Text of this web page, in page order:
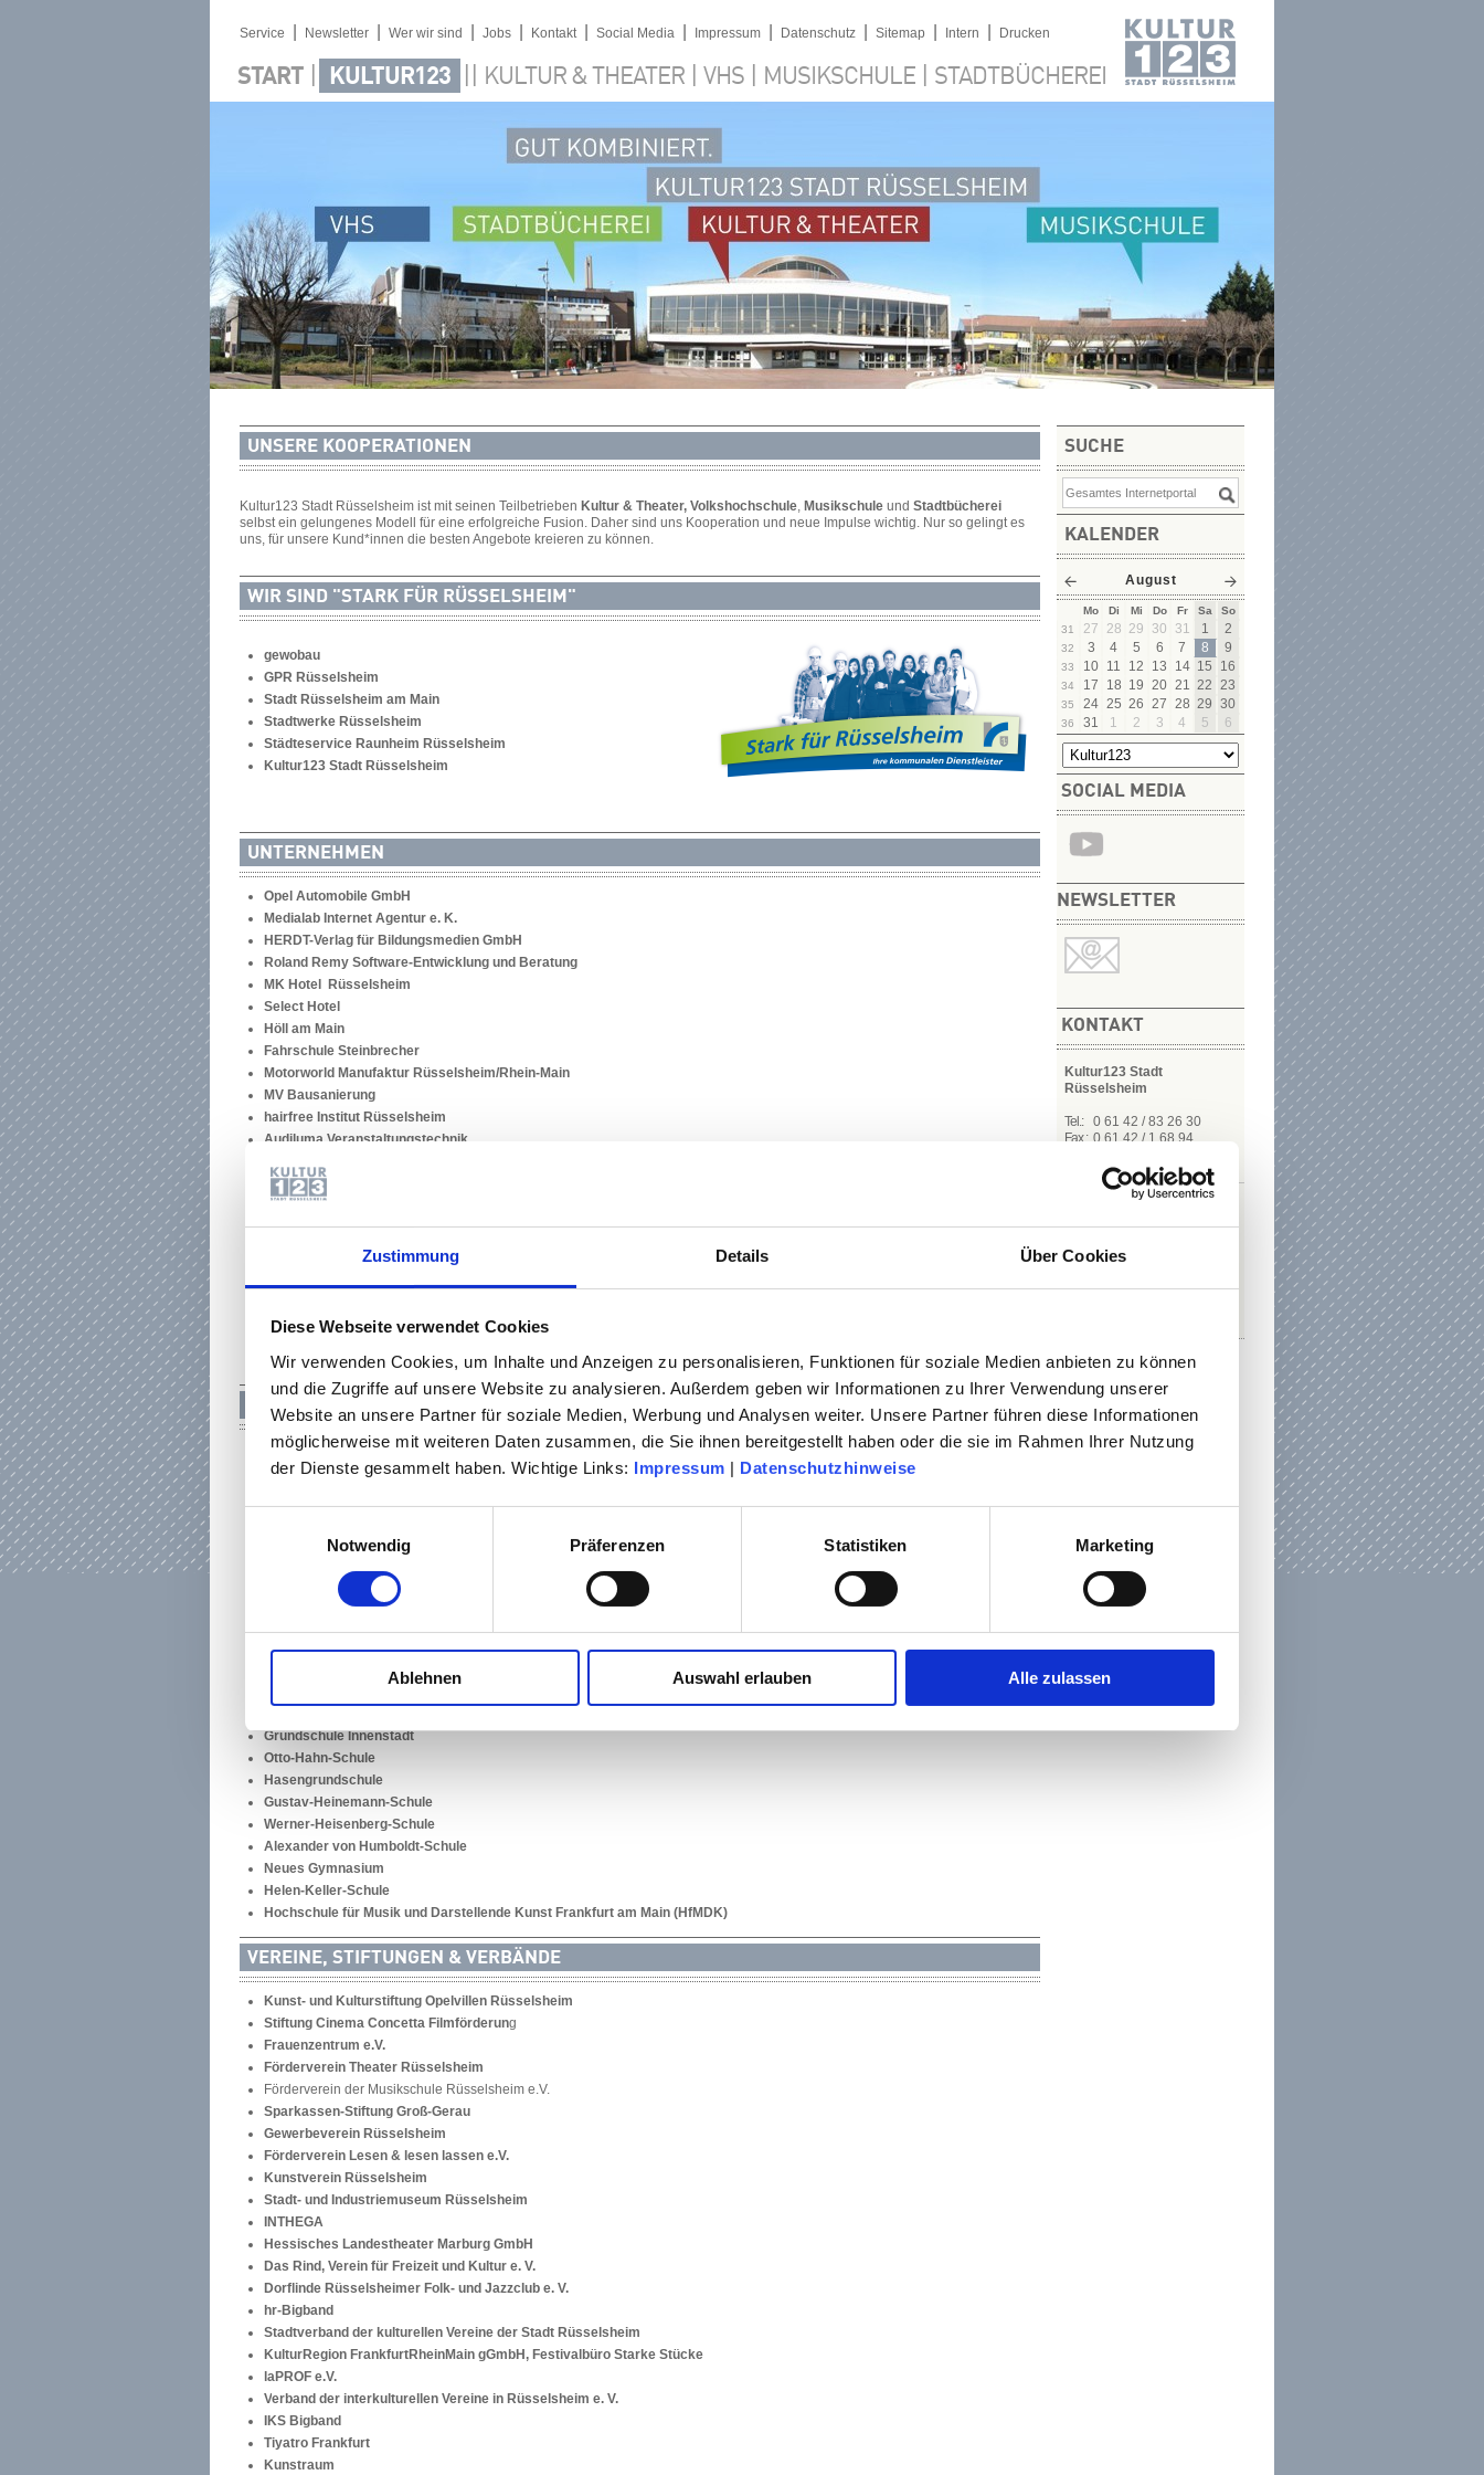
Zustimmung Details Über Cookies
Diese Webseite verwendet Cookies
Wir verwenden Cookies, um Inhalte und Anzeigen zu personalisieren, Funktionen für soziale Medien anbieten zu können
und die Zugriffe auf unsere Website zu analysieren. Außerdem geben wir Informationen zu Ihrer Verwendung unserer
Website an unsere Partner für soziale Medien, Werbung und Analysen weiter. Unsere Partner führen diese Informationen
möglicherweise mit weiteren Daten zusammen, die Sie ihnen bereitgestellt haben oder die sie im Rahmen Ihrer Nutzung
der Dienste gesammelt haben. Wichtige Links: Impressum | Datenschutzhinweise
Notwendig
Präferenzen Statistiken Marketing
Ablehnen Auswahl erlauben Alle zulassen
Service Newsletter Wer wir sind Jobs Kontakt Social Media Impressum Datenschutz Sitemap Intern Drucken
START KULTUR123 KULTUR & THEATER VHS MUSIKSCHULE STADTBÜCHEREI
SUCHE
KALENDER
August
Mo Di Mi Do Fr Sa
So
31
27 28 29 30 31 1 2
32 3 4 5 6 7 8 9
33 10 11 12 13 14 15 16
34 17 18 19 20 21 22 23
35 24 25 26 27 28 29 30
36 31 1 2 3 4 5 6
SOCIAL MEDIA
NEWSLETTER
KONTAKT
Kultur123 Stadt
Rüsselsheim
Tel.:
0 61 42 / 83 26 30
Fax.: 0 61 42 / 1 68 94
E-MAIL
Kultur123 Stadt
UNSERE KOOPERATIONEN
Kultur123 Stadt Rüsselsheim ist mit seinen Teilbetrieben Kultur & Theater, Volkshochschule, Musikschule und Stadtbücherei
selbst ein gelungenes Modell für eine erfolgreiche Fusion. Daher sind uns Kooperation und neue Impulse wichtig. Nur so gelingt es
uns, für unsere Kund*innen die besten Angebote kreieren zu können.
WIR SIND "STARK FÜR RÜSSELSHEIM"
gewobau
GPR Rüsselsheim
Stadt Rüsselsheim am Main
Stadtwerke Rüsselsheim
Städteservice Raunheim Rüsselsheim
Kultur123 Stadt Rüsselsheim
UNTERNEHMEN
Opel Automobile GmbH
Medialab Internet Agentur e. K.
HERDT-Verlag für Bildungsmedien GmbH
Roland Remy Software-Entwicklung und Beratung
MK Hotel Rüsselsheim
Select Hotel
Höll am Main
Fahrschule Steinbrecher
Motorworld Manufaktur Rüsselsheim/Rhein-Main
MV Bausanierung
hairfree Institut Rüsselsheim
Audiluma Veranstaltungstechnik
Volksbank Rüsselsheim
Birk Baudirektion
Café Heinz am Markt
Café in der Festung
G. Stippler Baudekoration
Buchhandlung Kapitel 43
SCHULEN & FORTBILDUNGSEINRICHTUNGEN
Deutsches Institut für Erwachsenenbildung Leibniz-Zentrum für Lebenslanges Lernen e.V.
Hessencampus-Initiative Groß-Gerau - Rüsselsheim
Goetheschule Rüsselsheim
Europäische Prüfungszentrale Hannover
Borngrabenschule
Grundschule Königstädten
Immanuel-Kant-Schule
Grundschule Innenstadt
Otto-Hahn-Schule
Hasengrundschule
Gustav-Heinemann-Schule
Werner-Heisenberg-Schule
Alexander von Humboldt-Schule
Neues Gymnasium
Helen-Keller-Schule
Hochschule für Musik und Darstellende Kunst Frankfurt am Main (HfMDK)
VEREINE, STIFTUNGEN & VERBÄNDE
Kunst- und Kulturstiftung Opelvillen Rüsselsheim
Stiftung Cinema Concetta Filmförderung
Frauenzentrum e.V.
Förderverein Theater Rüsselsheim
Förderverein der Musikschule Rüsselsheim e.V.
Sparkassen-Stiftung Groß-Gerau
Gewerbeverein Rüsselsheim
Förderverein Lesen & lesen lassen e.V.
Kunstverein Rüsselsheim
Stadt- und Industriemuseum Rüsselsheim
INTHEGA
Hessisches Landestheater Marburg GmbH
Das Rind, Verein für Freizeit und Kultur e. V.
Dorflinde Rüsselsheimer Folk- und Jazzclub e. V.
hr-Bigband
Stadtverband der kulturellen Vereine der Stadt Rüsselsheim
KulturRegion FrankfurtRheinMain gGmbH, Festivalbüro Starke Stücke
laPROF e.V.
Verband der interkulturellen Vereine in Rüsselsheim e. V.
IKS Bigband
Tiyatro Frankfurt
Kunstraum